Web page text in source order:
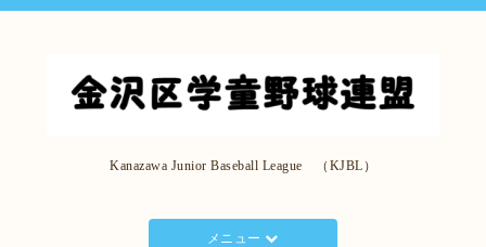
Kanazawa Junior Baseball League （KJBL）
メニュー